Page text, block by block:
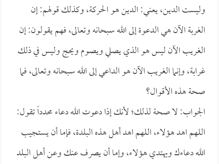
وليست الدين، يعني: الدين هو الحركة، وكذلك قولهم: إن
الغربة الآن هي الدعوة إلى الله سبحانه وتعالى، فهم يقولون: إن
الغريب الآن ليس هو الذي يصلي ويصوم ويحج وليس في ذلك
غرابة، وإنما الغريب الآن هو الداعي إلى الله سبحانه وتعالى، فما
صحة هذه الأقوال؟
الجواب: لا صحة لذلك؛ لأنك إذا دعوت الله دعاء محدداً تقول:
اللهم اهد هؤلاء، اللهم اهد أهل هذه البلدة، فإما أن يستجيب
الله دعاءك ويهتدي هؤلاء، وإما أن يصرف عنك وعن أهل البلد